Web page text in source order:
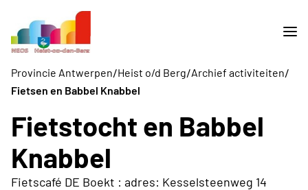
Provincie Antwerpen/Heist o/d Berg/Archief activiteiten/
Fietsen en Babbel Knabbel
Fietstocht en Babbel
Knabbel
Fietscafé DE Boekt : adres: Kesselsteenweg 14